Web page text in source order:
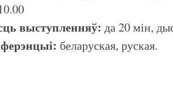
выступленняў: да 20 мін,
беларуская, руская.